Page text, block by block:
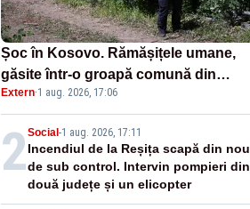
Șoc în Kosovo. Rămășițele umane,
găsite într-o groapă comună din
războiul din anii 1990
Extern·1 aug. 2026, 17:06
2Social -1 aug. 2026, 17:11
Incendiul de la Reșița scapă din nou
de sub control. Intervin pompieri din
două județe și un elicopter